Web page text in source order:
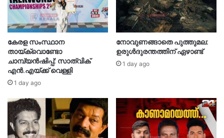
കേരള സംസ്ഥാന
തായ്‌ക്വൊണ്ടോ
ചാമ്പ്യൻഷിപ്പ്: സാത്വിക്
എൻ.എയ്ക്ക് വെള്ളി
1 day ago
നോവുണങ്ങാതെ പുത്തുമല:
ഉരുൾദുരന്തത്തിന് ഏഴാണ്ട്
1 day ago